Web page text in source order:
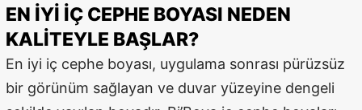
EN İYI İÇ CEPHE BOYASI NEDEN
KALITEYLE BAŞLAR?
En iyi iç cephe boyası, uygulama sonrası pürüzsüz
bir görünüm sağlayan ve duvar yüzeyine dengeli